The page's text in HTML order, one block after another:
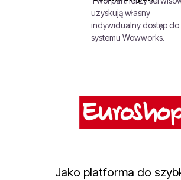
uzyskują własny
indywidualny dostęp do
systemu Wowworks.
Jako platforma do